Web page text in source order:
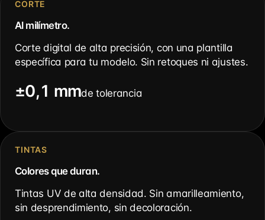
CORTE
Al milímetro.
Corte digital de alta precisión, con una plantilla
específica para tu modelo. Sin retoques ni ajustes.
±0,1 mmde tolerancia
TINTAS
Colores que duran.
Tintas UV de alta densidad. Sin amarilleamiento,
sin desprendimiento, sin decoloración.